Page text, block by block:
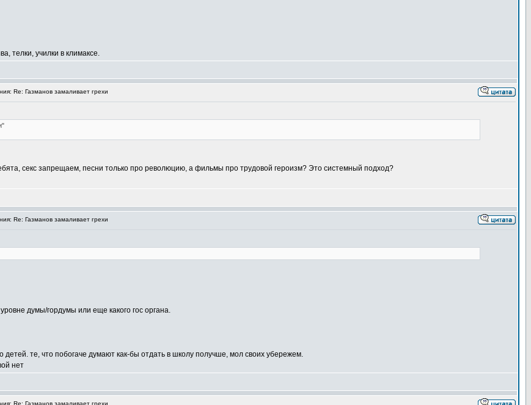
телки, училки в климаксе.
Re: Газманов замаливает грехи
секс запрещаем, песни только про революцию, а фильмы про трудовой героизм? Это системный подход?
Re: Газманов замаливает грехи
думы/гордумы или еще какого гос органа.
те, что побогаче думают как-бы отдать в школу получше, мол своих убережем.
нет
Re: Газманов замаливает грехи